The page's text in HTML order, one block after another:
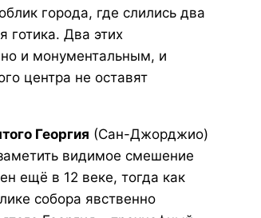
города, где слились два
готика. Два этих
и монументальным, и
центра не оставят
Георгия (Сан-Джорджио)
видимое смешение
ещё в 12 веке, тогда как
собора явственно